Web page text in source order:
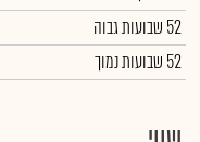
52 שבועות גבוה
52 שבועות נמוך